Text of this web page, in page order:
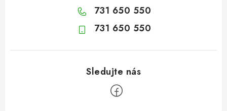
731 650 550
731 650 550